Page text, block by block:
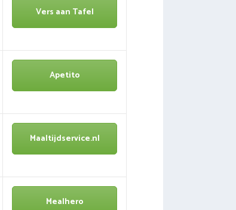
Vers aan Tafel
Apetito
Maaltijdservice.nl
Mealhero